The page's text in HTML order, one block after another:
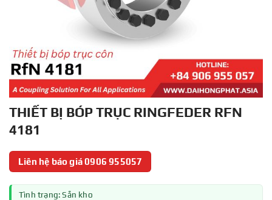
THIẾT BỊ BÓP TRỤC RINGFEDER RFN
4181
Liên hệ báo giá 0906 955057
Tình trạng: Sẵn kho